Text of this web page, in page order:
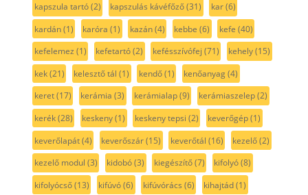
kapszula tartó(2) kapszulás kávéfőző(31) kar(6)
kardán(1) karóra (1) kazán(4) kebbe (6) kefe (40)
kefelemez (1) kefetartó(2) kefésszívófej (71) kehely(15)
kek(21) kelesztő tál (1) kendő(1) kenőanyag(4)
keret(17) kerámia (3) kerámialap(9) kerámiaszelep(2)
kerék(28) keskeny(1) keskeny tepsi (2) keverőgép(1)
keverőlapát(4) keverőszár(15) keverőtál (16) kezelő(2)
kezelő modul (3) kidobó(3) kiegészítő(7) kifolyó(8)
kifolyócső(13) kifúvó(6) kifúvórács (6) kihajtád(1)